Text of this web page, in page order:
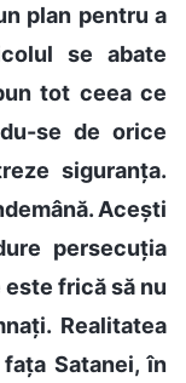
plan pentru a
se abate
tot ceea ce
se de orice
siguranța.
Acești
persecuția
frică să nu
Realitatea
Satanei, în